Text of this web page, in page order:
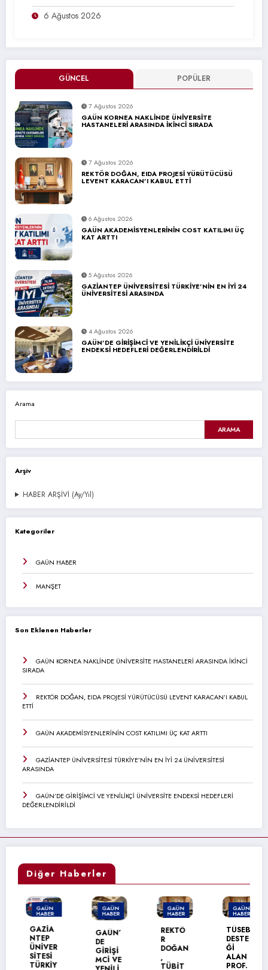
GÜNCEL POPÜLER
7 Ağustos 2026
GAÜN KORNEA NAKLİNDE ÜNİVERSİTE
HASTANELERİ ARASINDA İKİNCİ SIRADA
7 Ağustos 2026
REKTÖR DOĞAN, EIDA PROJESİ YÜRÜTÜCÜSÜ
LEVENT KARACAN’I KABUL ETTİ
6 Ağustos 2026
GAÜN AKADEMİSYENLERİNİN COST KATILIMI ÜÇ
KAT ARTTI
5 Ağustos 2026
GAZİANTEP ÜNİVERSİTESİ TÜRKİYE’NİN EN İYİ 24
ÜNİVERSİTESİ ARASINDA
4 Ağustos 2026
GAÜN’DE GİRİŞİMCİ VE YENİLİKÇİ ÜNİVERSİTE
ENDEKSİ HEDEFLERİ DEĞERLENDİRİLDİ
Arama
ARAMA
Arşiv
HABER ARŞİVİ (Ay/Yıl)
Kategoriler
GAÜN HABER
MANŞET
Son Eklenen Haberler
GAÜN KORNEA NAKLİNDE ÜNİVERSİTE HASTANELERİ ARASINDA İKİNCİ
SIRADA
REKTÖR DOĞAN, EIDA PROJESİ YÜRÜTÜCÜSÜ LEVENT KARACAN’I KABUL
ETTİ
GAÜN AKADEMİSYENLERİNİN COST KATILIMI ÜÇ KAT ARTTI
GAZİANTEP ÜNİVERSİTESİ TÜRKİYE’NİN EN İYİ 24 ÜNİVERSİTESİ
ARASINDA
GAÜN’DE GİRİŞİMCİ VE YENİLİKÇİ ÜNİVERSİTE ENDEKSİ HEDEFLERİ
DEĞERLENDİRİLDİ
6 Ağustos 2026
Diğer Haberler
GAÜN
HABER
MANŞET
GAZİA
NTEP
ÜNİVER
SİTESİ
TÜRKİY
GAÜN
HABER
GAÜN’
DE
GİRİŞİ
MCİ VE
GAÜN
HABER
REKTÖ
DOĞAN
TÜBİT
GAÜN
HABER
TÜSEB
DESTE
Ğİ
ALAN
PROF.